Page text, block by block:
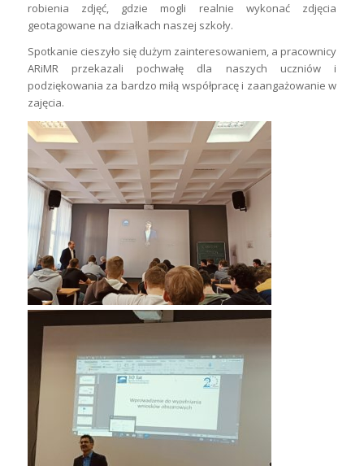
robienia zdjęć, gdzie mogli realnie wykonać zdjęcia
geotagowane na działkach naszej szkoły.
Spotkanie cieszyło się dużym zainteresowaniem, a pracownicy
ARiMR przekazali pochwałę dla naszych uczniów i
podziękowania za bardzo miłą współpracę i zaangażowanie w
zajęcia.